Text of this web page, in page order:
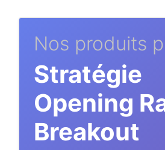
Nos produits
Stratégie
Opening
Breakout